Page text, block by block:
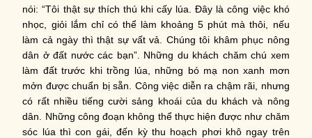
nói: “Tôi thật sự thích thú khi cấy lúa. Đây là công việc khó
nhọc, giỏi lắm chỉ có thể làm khoảng 5 phút mà thôi, nếu
làm cả ngày thì thật sự vất vả. Chúng tôi khâm phục nông
dân ở đất nước các bạn”. Những du khách chăm chú xem
làm đất trước khi trồng lúa, những bó mạ non xanh mơn
mởn được chuẩn bị sẵn. Công việc diễn ra chậm rãi, nhưng
có rất nhiều tiếng cười sảng khoái của du khách và nông
dân. Những công đoạn không thể thực hiện được như chăm
sóc lúa thì con gái, đến kỳ thu hoạch phơi khô ngay trên